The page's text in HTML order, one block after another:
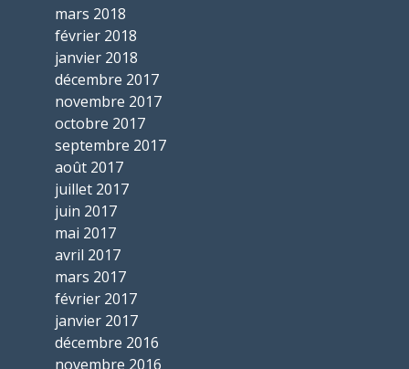
mars 2018
février 2018
janvier 2018
décembre 2017
novembre 2017
octobre 2017
septembre 2017
août 2017
juillet 2017
juin 2017
mai 2017
avril 2017
mars 2017
février 2017
janvier 2017
décembre 2016
novembre 2016